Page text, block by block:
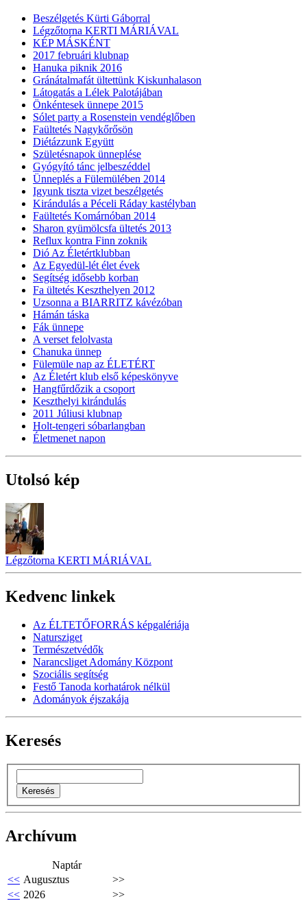
Beszélgetés Kürti Gáborral
Légzőtorna KERTI MÁRIÁVAL
KÉP MÁSKÉNT
2017 februári klubnap
Hanuka piknik 2016
Gránátalmafát ültettünk Kiskunhalason
Látogatás a Lélek Palotájában
Önkéntesek ünnepe 2015
Sólet party a Rosenstein vendéglőben
Faültetés Nagykőrősön
Diétázzunk Együtt
Születésnapok ünneplése
Gyógyító tánc jelbeszéddel
Ünneplés a Fülemülében 2014
Igyunk tiszta vizet beszélgetés
Kirándulás a Péceli Ráday kastélyban
Faültetés Komárnóban 2014
Sharon gyümölcsfa ültetés 2013
Reflux kontra Finn zoknik
Dió Az Életértklubban
Az Egyedül-lét élet évek
Segítség idősebb korban
Fa ültetés Keszthelyen 2012
Uzsonna a BIARRITZ kávézóban
Hámán táska
Fák ünnepe
A verset felolvasta
Chanuka ünnep
Fülemüle nap az ÉLETÉRT
Az Életért klub első képeskönyve
Hangfűrdőzik a csoport
Keszthelyi kirándulás
2011 Júliusi klubnap
Holt-tengeri sóbarlangban
Életmenet napon
Utolsó kép
Légzőtorna KERTI MÁRIÁVAL
Kedvenc linkek
Az ÉLTETŐFORRÁS képgalériája
Natursziget
Természetvédők
Narancsliget Adomány Központ
Szociális segítség
Festő Tanoda korhatárok nélkül
Adományok éjszakája
Keresés
Archívum
Naptár
<< Augusztus
>>
<< 2026
>>